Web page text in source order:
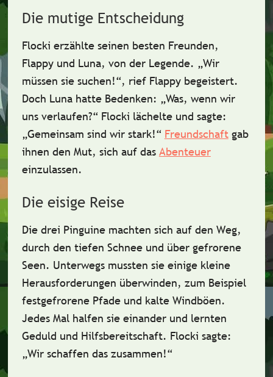
Die mutige Entscheidung
Flocki erzählte seinen besten Freunden,
Flappyund Luna, von der Legende. „Wir
müssen sie suchen!“, rief Flappy begeistert.
Doch Luna hatte Bedenken: „Was, wenn wir
uns verlaufen?“ Flocki lächelte und sagte:
„Gemeinsam sind wir stark!“ Freundschaftgab
ihnen den Mut, sich auf das Abenteuer
einzulassen.
Die eisige Reise
Die drei Pinguine machten sich auf den Weg,
durch den tiefen Schnee und über gefrorene
Seen. Unterwegs mussten sie einige kleine
Herausforderungen überwinden, zum Beispiel
festgefrorene Pfade und kalte Windböen.
Jedes Mal halfen sie einander und lernten
Geduld und Hilfsbereitschaft. Flocki sagte:
„Wir schaffen das zusammen!“